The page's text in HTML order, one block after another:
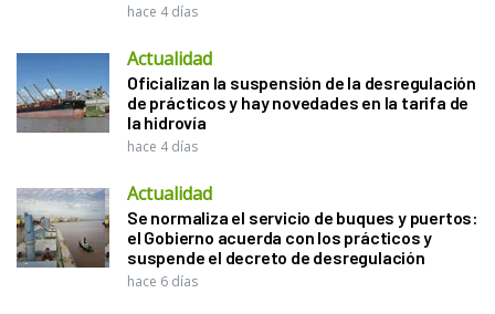
hace 4 días
Actualidad
Oficializan la suspensión de la desregulación
de prácticos y hay novedades en la tarifa de
la hidrovía
hace 4 días
Actualidad
Se normaliza el servicio de buques y puertos:
el Gobierno acuerda con los prácticos y
suspende el decreto de desregulación
hace 6 días